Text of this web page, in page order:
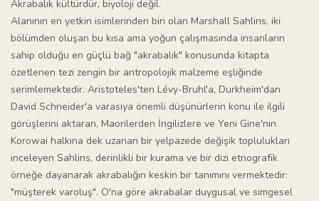
Akrabalık kültürdür, biyoloji değil.
Alanının en yetkin isimlerinden biri olan Marshall Sahlins, iki
bölümden oluşan bu kısa ama yoğun çalışmasında insanların
sahip olduğu en güçlü bağ "akrabalık" konusunda kitapta
özetlenen tezi zengin bir antropolojik malzeme eşliğinde
serimlemektedir. Aristoteles'ten Lévy-Bruhl'a, Durkheim'dan
David Schneider'a varasıya önemli düşünürlerin konu ile ilgili
görüşlerini aktaran, Maorilerden İngilizlere ve Yeni Gine'nin
Korowai halkına dek uzanan bir yelpazede değişik toplulukları
inceleyen Sahlins, derinlikli bir kurama ve bir dizi etnografik
örneğe dayanarak akrabalığın keskin bir tanımını vermektedir:
"müşterek varoluş". O'na göre akrabalar duygusal ve simgesel